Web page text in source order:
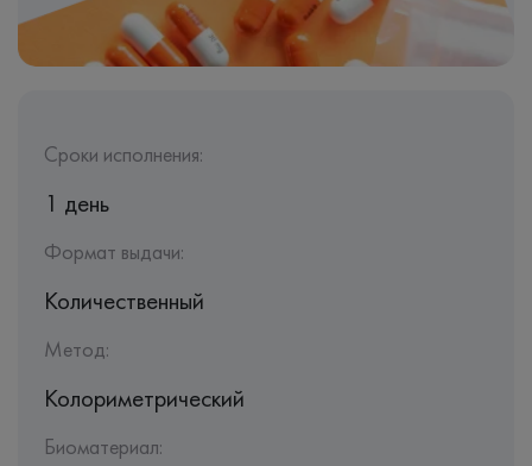
Сроки исполнения:
1 день
Формат выдачи:
Количественный
Метод:
Колориметрический
Биоматериал: